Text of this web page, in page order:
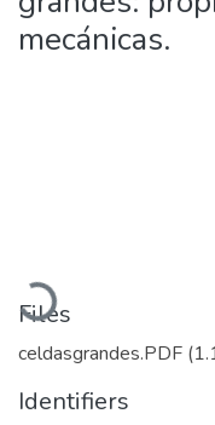
About Docu-menta
mecánicas.
Loading...
Files
celdasgrandes.PDF
Identifiers